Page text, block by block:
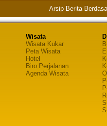
Arsip Berita
Wisata
Wisata Kukar
Peta Wisata
Hotel
Biro Perjalanan
Agenda Wisata